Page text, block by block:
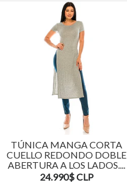
TÚNICA MANGA CORTA
CUELLO REDONDO DOBLE
ABERTURA A LOS LADOS....
24.990$ CLP